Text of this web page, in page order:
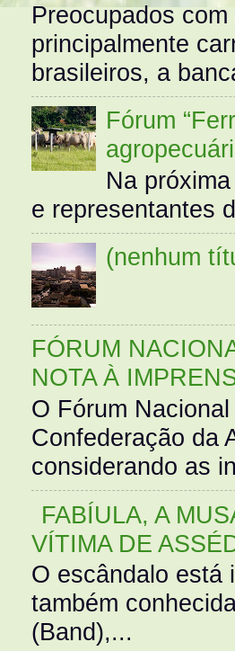
Preocupados
principalmente
brasileiros, a
Fórum
Na
e representantes
(nenhum
FÓRUM
NOTA À
O Fórum
Confederação da
considerando as
FABÍULA, A
VÍTIMA DE
O escândalo está
também
(Band),...